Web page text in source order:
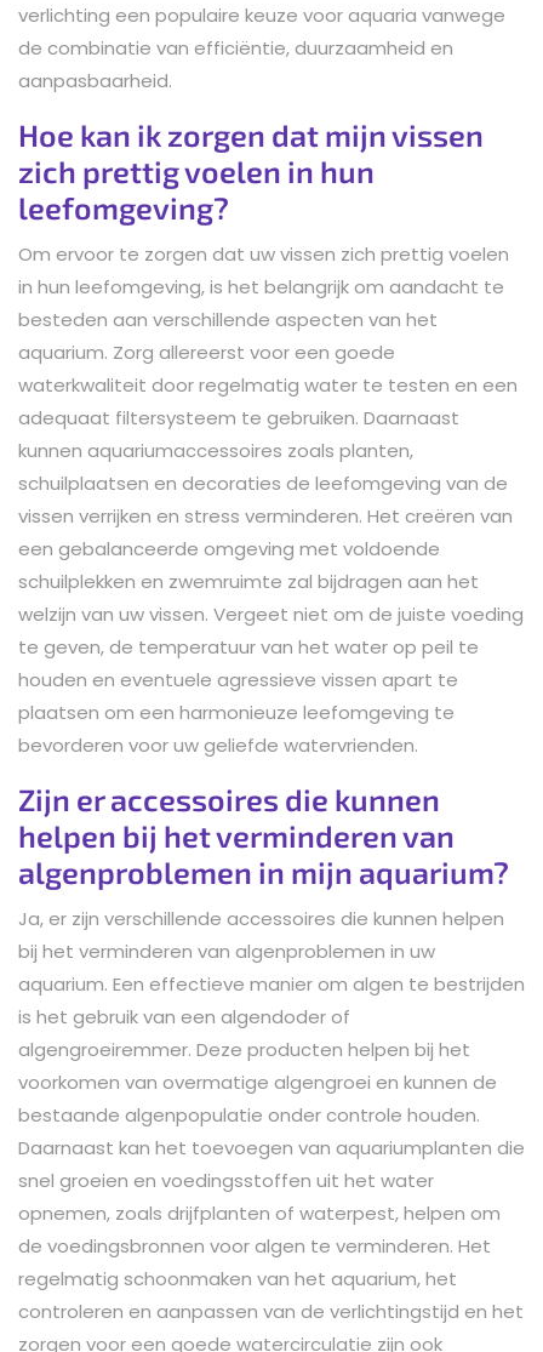
verlichting een populaire keuze voor aquaria vanwege
de combinatie van efficiëntie, duurzaamheid en
aanpasbaarheid.
Hoe kan ik zorgen dat mijn vissen
zich prettig voelen in hun
leefomgeving?
Om ervoor te zorgen dat uw vissen zich prettig voelen
in hun leefomgeving, is het belangrijk om aandacht te
besteden aan verschillende aspecten van het
aquarium. Zorg allereerst voor een goede
waterkwaliteit door regelmatig water te testen en een
adequaat filtersysteem te gebruiken. Daarnaast
kunnen aquariumaccessoires zoals planten,
schuilplaatsen en decoraties de leefomgeving van de
vissen verrijken en stress verminderen. Het creëren van
een gebalanceerde omgeving met voldoende
schuilplekken en zwemruimte zal bijdragen aan het
welzijn van uw vissen. Vergeet niet om de juiste voeding
te geven, de temperatuur van het water op peil te
houden en eventuele agressieve vissen apart te
plaatsen om een harmonieuze leefomgeving te
bevorderen voor uw geliefde watervrienden.
Zijn er accessoires die kunnen
helpen bij het verminderen van
algenproblemen in mijn aquarium?
Ja, er zijn verschillende accessoires die kunnen helpen
bij het verminderen van algenproblemen in uw
aquarium. Een effectieve manier om algen te bestrijden
is het gebruik van een algendoder of
algengroeiremmer. Deze producten helpen bij het
voorkomen van overmatige algengroei en kunnen de
bestaande algenpopulatie onder controle houden.
Daarnaast kan het toevoegen van aquariumplanten die
snel groeien en voedingsstoffen uit het water
opnemen, zoals drijfplanten of waterpest, helpen om
de voedingsbronnen voor algen te verminderen. Het
regelmatig schoonmaken van het aquarium, het
controleren en aanpassen van de verlichtingstijd en het
zorgen voor een goede watercirculatie zijn ook